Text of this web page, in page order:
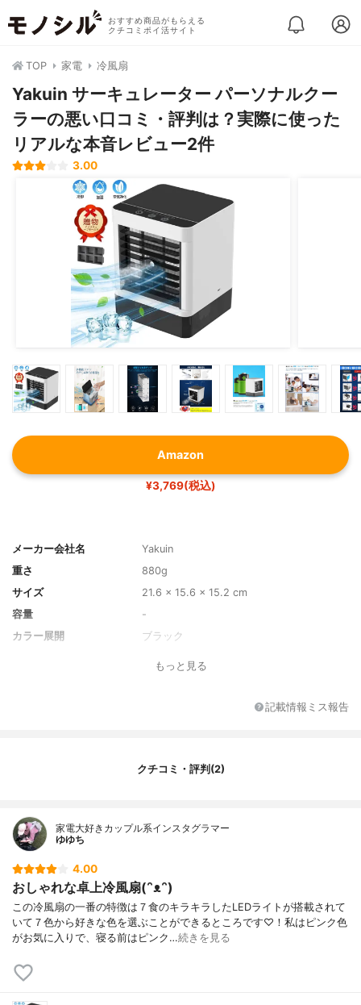
おすすめ商品がもらえる
クチコミポイ活サイト
TOP 家電 冷風扇
Yakuin サーキュレーター パーソナルクー
ラーの悪い口コミ・評判は？実際に使った
リアルな本音レビュー2件
3.00
Amazon
¥3,769(税込)
メーカー会社名
Yakuin
重さ
880g
サイズ
21.6 x 15.6 x 15.2 cm
容量
-
カラー展開
ブラック
もっと見る
記載情報ミス報告
クチコミ・評判(2)
家電大好きカップル系インスタグラマー
ゆゆち
4.00
おしゃれな卓上冷風扇(ᵔᴥᵔ)
この冷風扇の一番の特徴は７食のキラキラしたLEDライトが搭載されて
いて７色から好きな色を選ぶことができるところです♡！私はピンク色
がお気に入りで、寝る前はピンク…続きを見る